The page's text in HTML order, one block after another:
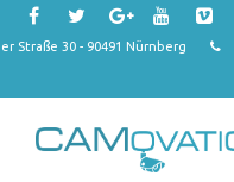
Straße 30 - 90491 Nürnberg